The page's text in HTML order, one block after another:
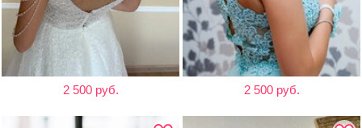
2 500 руб. 2 500 руб.